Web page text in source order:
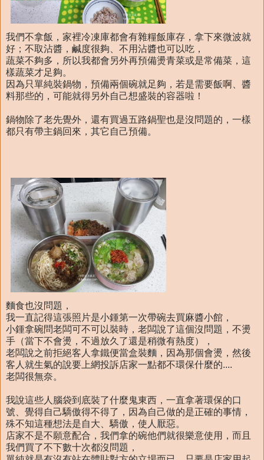
我們不拿飯，家裡冷凍庫都會有雜糧飯庫存，拿下來微波就
好；不取沾醬，鹹度很夠、不用沾醬也可以吃，
蔬菜不夠多，所以我都會另外再預備燙青菜或是常備菜，這
樣蔬菜才足夠。
因為只單純裝鍋物，預備兩個碗就足夠，若是需要飯啊、醬
料那些的，可能就得另外自己想盛裝的容器啦！
鍋物除了老先覺外，還有買過五路鍋聖也是沒問題的，一樣
都只有帶主鍋回來，其它自己預備。
麵食也沒問題，
我一直記得這張照片是小鍾第一次帶碗去買麻醬小館，
小鍾拿碗問老闆可不可以裝時，老闆說了這個沒問題，不燙
手（當下不會燙，不過放久了還是稍微有熱度），
老闆說之前拒絕客人拿鐵便當盒裝麵，因為那個會燙，然後
客人就生氣的說要上網投訴店家一點都不環保什麼的....
老闆很無奈。
我說這些人腦袋到底裝了什麼鬼東西，一直拿著環保的口
號、覺得自己驕傲得不得了，因為自己做的是正確的事情，
殊不知這種想法是自大、驕傲，使人厭惡。
店家不是不願意配合，我們拿的碗他們就很樂意使用，而且
我們買了不下數十次都沒問題，